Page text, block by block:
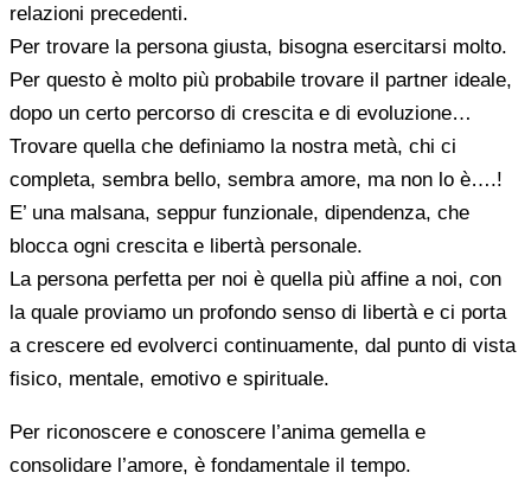
relazioni precedenti.
Per trovare la persona giusta, bisogna esercitarsi molto.
Per questo è molto più probabile trovare il partner ideale,
dopo un certo percorso di crescita e di evoluzione…
Trovare quella che definiamo la nostra metà, chi ci
completa, sembra bello, sembra amore, ma non lo è….!
E’ una malsana, seppur funzionale, dipendenza, che
blocca ogni crescita e libertà personale.
La persona perfetta per noi è quella più affine a noi, con
la quale proviamo un profondo senso di libertà e ci porta
a crescere ed evolverci continuamente, dal punto di vista
fisico, mentale, emotivo e spirituale.
Per riconoscere e conoscere l’anima gemella e
consolidare l’amore, è fondamentale il tempo.